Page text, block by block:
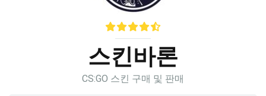
스킨바론
CS:GO 스킨 구매 및 판매